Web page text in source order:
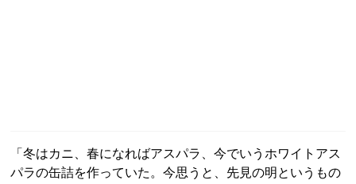
「冬はカニ、春になればアスパラ、今でいうホワイトアス
パラの缶詰を作っていた。今思うと、先見の明というもの